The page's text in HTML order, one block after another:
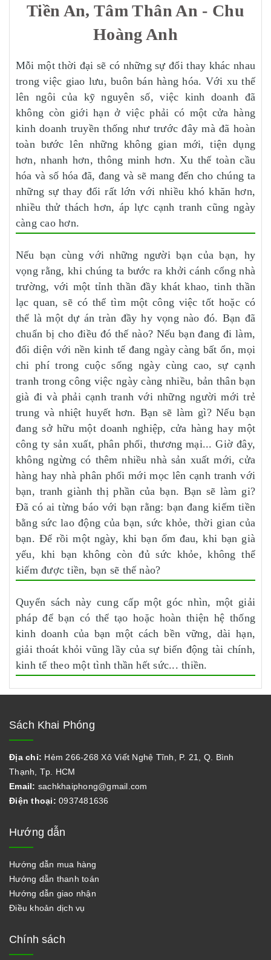
Tiền An, Tâm Thân An - Chu
Hoàng Anh
Mỗi một thời đại sẽ có những sự đổi thay khác nhau
trong việc giao lưu, buôn bán hàng hóa. Với xu thế
lên ngôi của kỹ nguyên số, việc kinh doanh đã
không còn giới hạn ở việc phải có một cửa hàng
kinh doanh truyền thống như trước đây mà đã hoàn
toàn bước lên những không gian mới, tiện dụng
hơn, nhanh hơn, thông minh hơn. Xu thế toàn cầu
hóa và số hóa đã, đang và sẽ mang đến cho chúng ta
những sự thay đổi rất lớn với nhiều khó khăn hơn,
nhiều thử thách hơn, áp lực cạnh tranh cũng ngày
càng cao hơn.
Nếu bạn cùng với những người bạn của bạn, hy
vọng rằng, khi chúng ta bước ra khởi cánh cổng nhà
trường, với một tỉnh thần đầy khát khao, tinh thần
lạc quan, sẽ có thể tìm một công việc tốt hoặc có
thể là một dự án tràn đầy hy vọng nào đó. Bạn đã
chuẩn bị cho điều đó thế nào? Nếu bạn đang đi làm,
đối diện với nền kinh tế đang ngày càng bất ổn, mọi
chi phí trong cuộc sống ngày cùng cao, sự cạnh
tranh trong công việc ngày càng nhiều, bản thân bạn
già đi và phải cạnh tranh với những người mới trẻ
trung và nhiệt huyết hơn. Bạn sẽ làm gì? Nếu bạn
đang sở hữu một doanh nghiệp, cửa hàng hay một
công ty sản xuất, phân phối, thương mại... Giờ đây,
không ngừng có thêm nhiều nhà sản xuất mới, cửa
hàng hay nhà phân phối mới mọc lên cạnh tranh với
bạn, tranh giành thị phần của bạn. Bạn sẽ làm gi?
Đã có ai từng báo với bạn rằng: bạn đang kiếm tiền
bằng sức lao động của bạn, sức khỏe, thời gian của
bạn. Để rồi một ngày, khi bạn ốm đau, khi bạn già
yếu, khi bạn không còn đủ sức khỏe, không thể
kiếm được tiền, bạn sẽ thế nào?
Quyển sách này cung cấp một góc nhìn, một giải
pháp để bạn có thể tạo hoặc hoàn thiện hệ thống
kinh doanh của bạn một cách bền vững, dài hạn,
giải thoát khỏi vũng lầy của sự biến động tài chính,
kinh tế theo một tình thần hết sức... thiền.
Sách Khai Phóng
Địa chỉ: Hẻm 266-268 Xô Viết Nghệ Tĩnh, P. 21, Q. Bình
Thạnh, Tp. HCM
Email: sachkhaiphong@gmail.com
Điện thoại: 0937481636
Hướng dẫn
Hướng dẫn mua hàng
Hướng dẫn thanh toán
Hướng dẫn giao nhận
Điều khoản dịch vụ
Chính sách